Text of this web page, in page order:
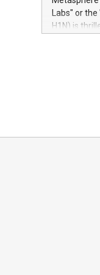
their data
customers
Marketers
Labs" or the
H1N) is